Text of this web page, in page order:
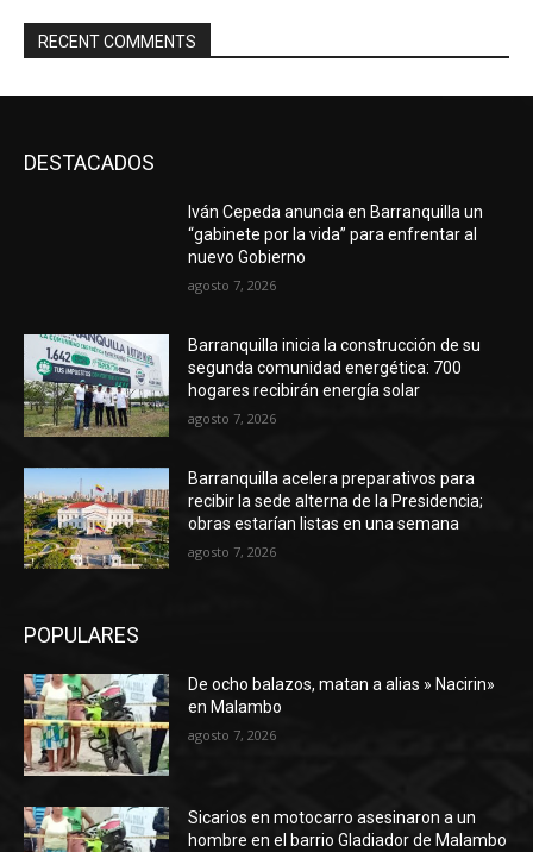
RECENT COMMENTS
DESTACADOS
Iván Cepeda anuncia en Barranquilla un
“gabinete por la vida” para enfrentar al
nuevo Gobierno
agosto 7, 2026
Barranquilla inicia la construcción de su
segunda comunidad energética: 700
hogares recibirán energía solar
agosto 7, 2026
Barranquilla acelera preparativos para
recibir la sede alterna de la Presidencia;
obras estarían listas en una semana
agosto 7, 2026
POPULARES
De ocho balazos, matan a alias » Nacirin»
en Malambo
agosto 7, 2026
Sicarios en motocarro asesinaron a un
hombre en el barrio Gladiador de Malambo